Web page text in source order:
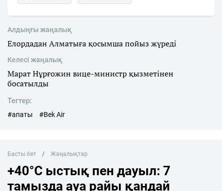
Алдыңғы жаңалық
Елордадан Алматыға қосымша пойыз жүреді
Келесі жаңалық
Марат Нұрғожин вице-министр қызметінен
босатылды
Тегтер:
#апаты #Bek Air
Басты бет Жаңалықтар
+40°C ыстық пен дауыл: 7
тамызда ауа райы қандай